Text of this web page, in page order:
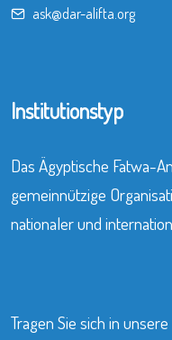
ask@dar-alifta.org
Institutionstyp
Das Ägyptische Fatwa-
gemeinnützige
nationaler und
Tragen Sie sich in